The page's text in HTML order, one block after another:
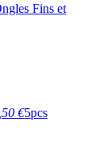
Fins et
€5pcs